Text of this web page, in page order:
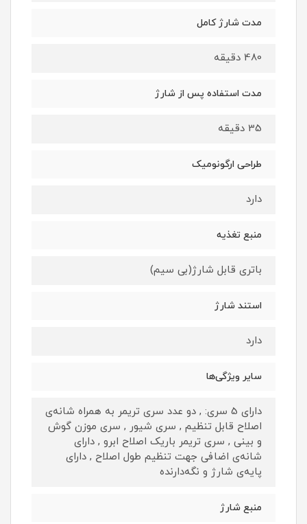
مدت شارژ کامل
480 دقیقه
مدت استفاده پس از شارژ
35 دقیقه
طراحی ارگونومیک
دارد
منبع تغذیه
باتری قابل شارژ(بی سیم)
استند شارژ
دارد
سایر ویژگی‌ها
دارای 5 سری: , دو عدد سری تریمر به همراه شانه‌ی
اصلاح قابل تنظیم , سری شیور , سری موزن گوش
و بینی , سری تریمر باریک اصلاح ابرو , دارای
شانه‌ی اضافی جهت تنظیم طول اصلاح , دارای
پایه‌ی شارژ و نگه‌دارنده
منبع شارژ